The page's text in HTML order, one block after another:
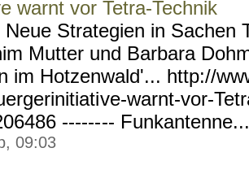
warnt vor Tetra-Technik
Neue Strategien in Sachen
Mutter und Barbara
im Hotzenwald'... http://
ve-warnt-vor-
--------
09:03